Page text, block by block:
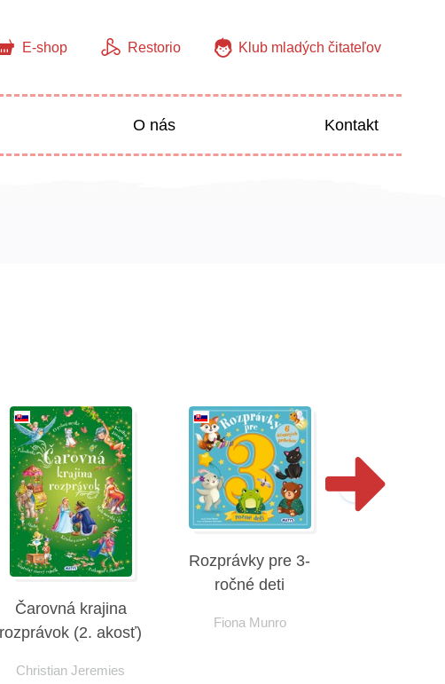
E-shop Restorio Klub mladých čitateľov
O nás Kontakt
Čarovná krajina
rozprávok (2. akosť)
Christian Jeremies
Rozprávky pre 3-
ročné deti
Fiona Munro